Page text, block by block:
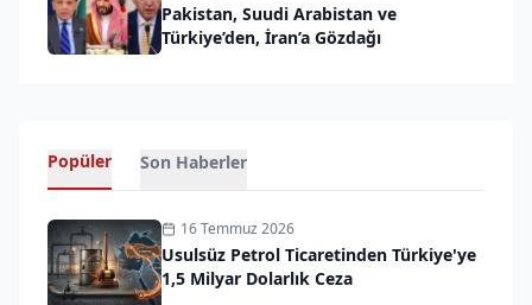
Pakistan, Suudi Arabistan ve
Türkiye’den, İran’a Gözdağı
Popüler Son Haberler
16 Temmuz 2026
Usulsüz Petrol Ticaretinden Türkiye'ye
1,5 Milyar Dolarlık Ceza